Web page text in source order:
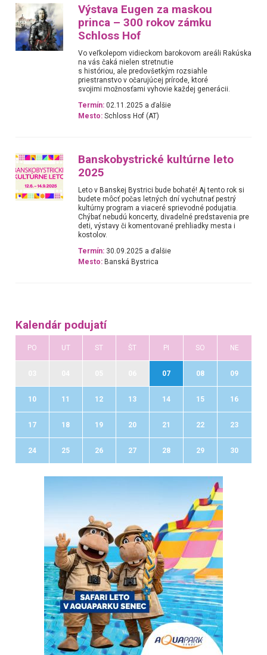
Výstava Eugen za maskou
princa – 300 rokov zámku
Schloss Hof
Vo veľkolepom vidieckom barokovom areáli Rakúska
na vás čaká nielen stretnutie
s históriou, ale predovšetkým rozsiahle
priestranstvo v očarujúcej prírode, ktoré
svojimi možnosťami vyhovie každej generácii.
Termín: 02.11.2025 a ďalšie
Mesto: Schloss Hof (AT)
Banskobystrické kultúrne leto
2025
Leto v Banskej Bystrici bude bohaté! Aj tento rok si
budete môcť počas letných dní vychutnať pestrý
kultúrny program a viaceré sprievodné podujatia.
Chýbať nebudú koncerty, divadelné predstavenia pre
deti, výstavy či komentované prehliadky mesta i
kostolov.
Termín: 30.09.2025 a ďalšie
Mesto: Banská Bystrica
Kalendár podujatí
PO UT ST ŠT PI SO NE
07 08 09
10 11 12 13 14 15 16
17 18 19 20 21 22 23
24 25 26 27 28 29 30